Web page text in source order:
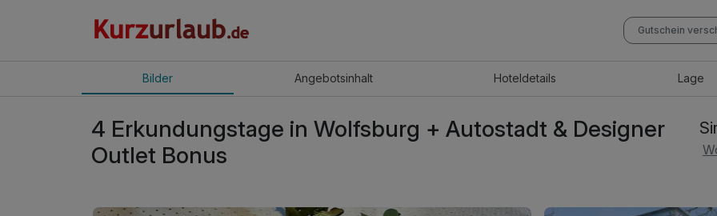
Gutschein
Bilder Angebotsinhalt Hoteldetails Lage
4 Erkundungstage in Wolfsburg + Autostadt & Designer
Outlet Bonus